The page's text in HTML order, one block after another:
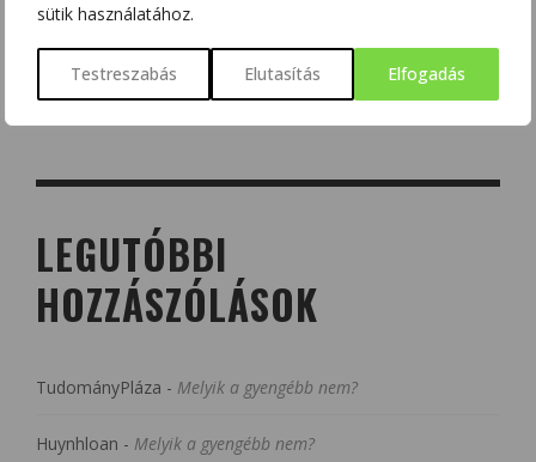
sütik használatához.
Testreszabás Elutasítás Elfogadás
LEGUTÓBBI
HOZZÁSZÓLÁSOK
TudományPláza - Melyik a gyengébb nem?
Huynhloan - Melyik a gyengébb nem?